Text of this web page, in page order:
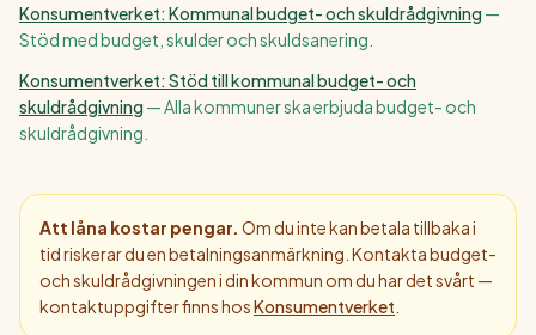
Konsumentverket: Kommunal budget- och skuldrådgivning —
Stöd med budget, skulder och skuldsanering.
Konsumentverket: Stöd till kommunal budget- och
skuldrådgivning — Alla kommuner ska erbjuda budget- och
skuldrådgivning.
Att låna kostar pengar. Om du inte kan betala tillbaka i
tid riskerar du en betalningsanmärkning. Kontakta budget-
och skuldrådgivningen i din kommun om du har det svårt —
kontaktuppgifter finns hosKonsumentverket